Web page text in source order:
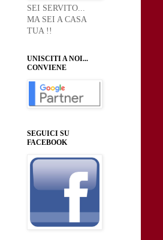
SEI SERVITO...
MA SEI A CASA
TUA !!
UNISCITI A NOI...
CONVIENE
SEGUICI SU
FACEBOOK